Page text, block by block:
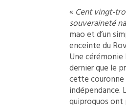
« Cent vingt-
souveraineté
mao et d’un
enceinte du
Une
dernier que le
cette couronne
indépendance.
quiproquos ont